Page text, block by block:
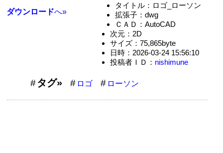
ダウンロードへ»
タイトル：ロゴ_ローソン
拡張子：dwg
ＣＡＤ：AutoCAD
次元：2D
サイズ：75,865byte
日時：2026-03-24 15:56:10
投稿者ＩＤ： nishimune
タグ» ロゴ ローソン